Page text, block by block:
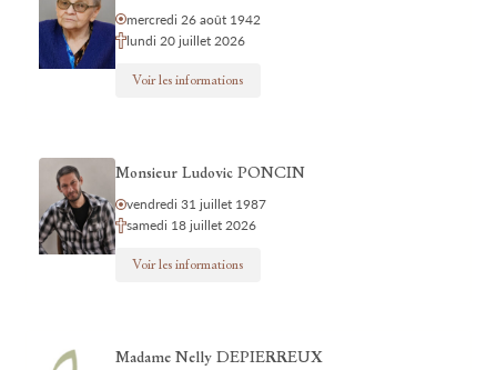
mercredi 26 août 1942
lundi 20 juillet 2026
Voir les informations
Monsieur Ludovic PONCIN
vendredi 31 juillet 1987
samedi 18 juillet 2026
Voir les informations
Madame Nelly DEPIERREUX